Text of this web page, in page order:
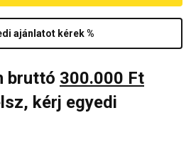
ajánlatot kérek %
bruttó 300.000 Ft
kérj egyedi